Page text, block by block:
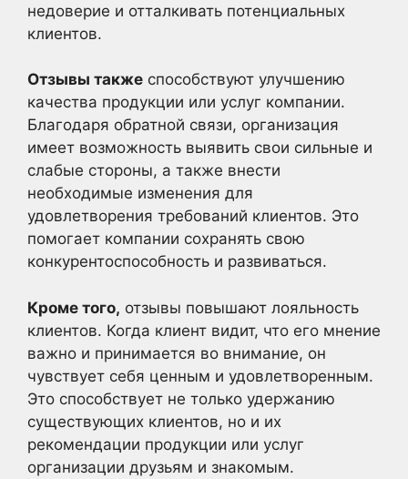
недоверие и отталкивать потенциальных
клиентов.
Отзывы также способствуют улучшению
качества продукции или услуг компании.
Благодаря обратной связи, организация
имеет возможность выявить свои сильные и
слабые стороны, а также внести
необходимые изменения для
удовлетворения требований клиентов. Это
помогает компании сохранять свою
конкурентоспособность и развиваться.
Кроме того, отзывы повышают лояльность
клиентов. Когда клиент видит, что его мнение
важно и принимается во внимание, он
чувствует себя ценным и удовлетворенным.
Это способствует не только удержанию
существующих клиентов, но и их
рекомендации продукции или услуг
организации друзьям и знакомым.